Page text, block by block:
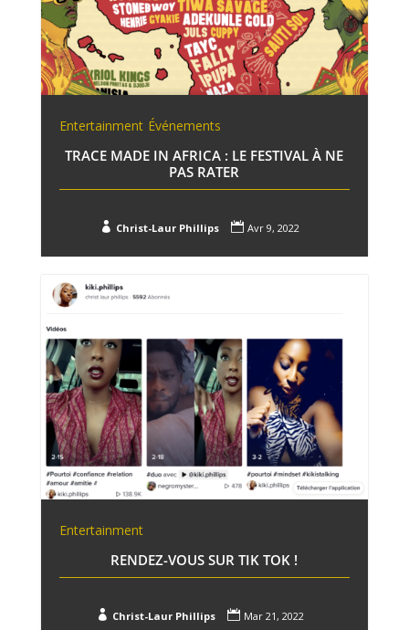
Entertainment Événements
TRACE MADE IN AFRICA : LE FESTIVAL À NE
PAS RATER
 Christ-Laur Phillips  Avr 9, 2022
Entertainment
RENDEZ-VOUS SUR TIK TOK !
 Christ-Laur Phillips  Mar 21, 2022